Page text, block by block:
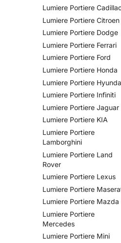
Lumiere Portiere Cadillac
Lumiere Portiere Citroen
Lumiere Portiere Dodge
Lumiere Portiere Ferrari
Lumiere Portiere Ford
Lumiere Portiere Honda
Lumiere Portiere
Lumiere Portiere Infiniti
Lumiere Portiere Jaguar
Lumiere Portiere KIA
Lumiere Portiere
Lamborghini
Lumiere Portiere Land
Rover
Lumiere Portiere Lexus
Lumiere Portiere
Lumiere Portiere Mazda
Lumiere Portiere
Mercedes
Lumiere Portiere Mini